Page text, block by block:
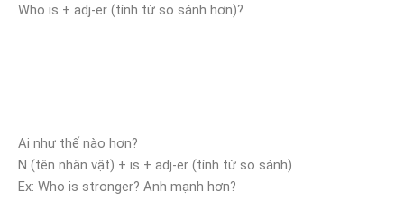
Who is + adj-er (tính từ so sánh hơn)?
Ai như thế nào hơn?
N (tên nhân vật) + is + adj-er (tính từ so sánh)
Ex: Who is stronger? Anh mạnh hơn?